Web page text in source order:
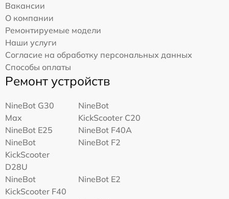
Вакансии
О компании
Ремонтируемые модели
Наши услуги
Согласие на обработку персональных данных
Способы оплаты
Ремонт устройств
NineBot G30
Max
NineBot
KickScooter C20
NineBot E25
NineBot F40A
NineBot
KickScooter
D28U
NineBot F2
NineBot
KickScooter F40
NineBot E2